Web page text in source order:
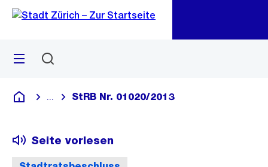
Navigation
Sprunglink
Menü
Deutsch
Blende alle Breadcrumbs ein
StRB Nr. 01020/2013
Seite vorlesen